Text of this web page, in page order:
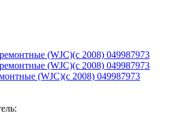
(WJC)(с 2008) 049987973